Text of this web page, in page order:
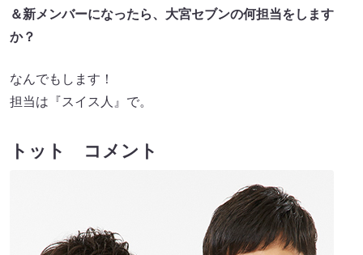
＆新メンバーになったら、大宮セブンの何担当をします
か？
なんでもします！
担当は『スイス人』で。
トット コメント